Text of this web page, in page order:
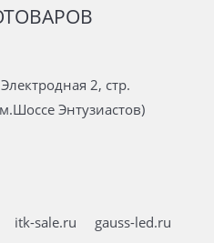
2, стр.
Энтузиастов)
itk-sale.ru
gauss-led.ru